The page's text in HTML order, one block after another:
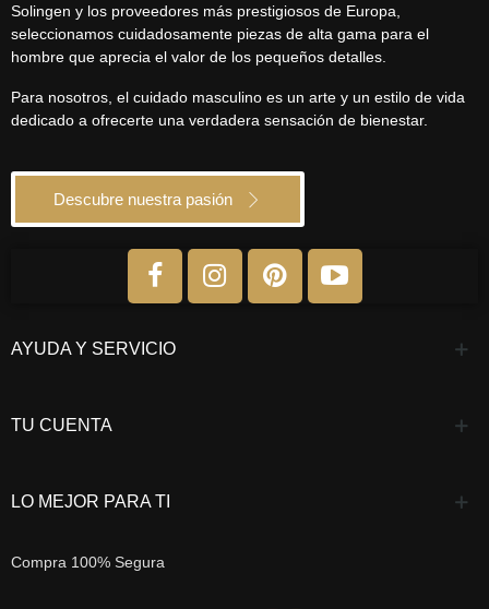
Solingen y los proveedores más prestigiosos de Europa,
seleccionamos cuidadosamente piezas de alta gama para el
hombre que aprecia el valor de los pequeños detalles.
Para nosotros, el cuidado masculino es un arte y un estilo de vida
dedicado a ofrecerte una verdadera sensación de bienestar.
Descubre nuestra pasión
AYUDA Y SERVICIO
TU CUENTA
LO MEJOR PARA TI
Compra 100% Segura